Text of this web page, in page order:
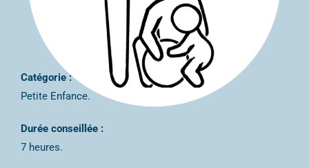
Catégorie :
Petite Enfance.
Durée conseillée :
7 heures.